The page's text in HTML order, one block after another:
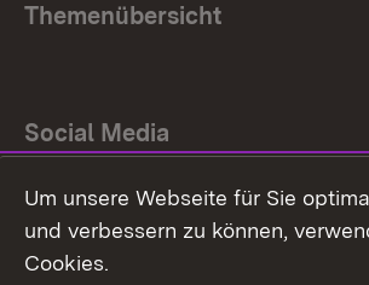
Themenübersicht
Social Media
Facebook
Um unsere Webseite für Sie
und verbessern zu können,
Cookies.